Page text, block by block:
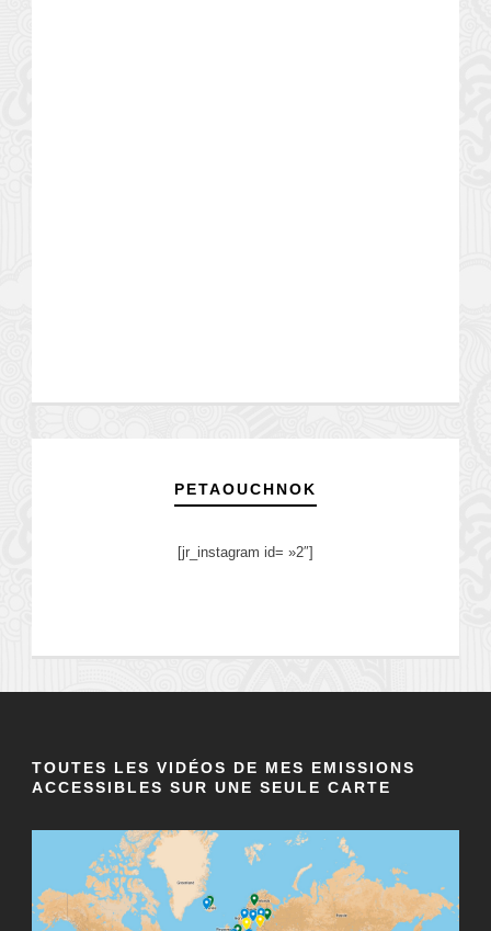
PETAOUCHNOK
[jr_instagram id= »2″]
TOUTES LES VIDÉOS DE MES EMISSIONS
ACCESSIBLES SUR UNE SEULE CARTE